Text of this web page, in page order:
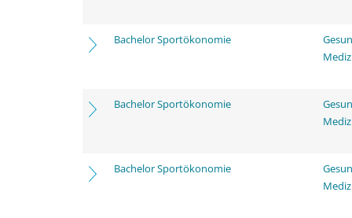
Bachelor Sportökonomie
Bachelor Sportökonomie
Bachelor Sportökonomie